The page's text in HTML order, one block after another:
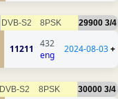
DVB-S2 8PSK 29900 3/4
11211
432
eng
2024-08-03+
DVB-S2 8PSK 30000 3/4